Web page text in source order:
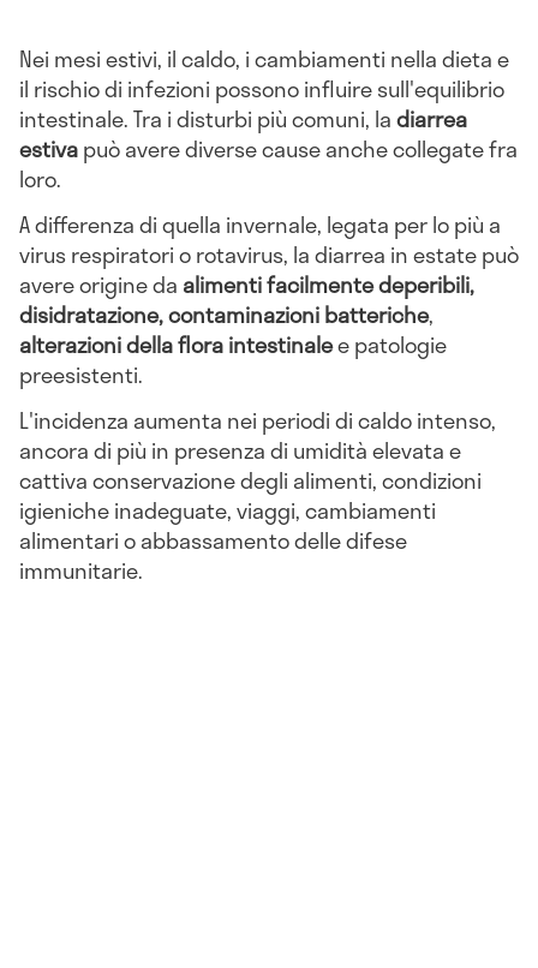
Nei mesi estivi, il caldo, i cambiamenti nella dieta e
il rischio di infezioni possono influire sull'equilibrio
intestinale. Tra i disturbi più comuni, ladiarrea
estivapuò avere diverse cause anche collegate fra
loro.
A differenza di quella invernale, legata per lo più a
virus respiratori o rotavirus, la diarrea in estate può
avere origine da alimenti facilmente deperibili,
disidratazione, contaminazioni batteriche,
alterazioni della flora intestinalee patologie
preesistenti.
L'incidenza aumenta nei periodi di caldo intenso,
ancora di più in presenza di umidità elevata e
cattiva conservazione degli alimenti, condizioni
igieniche inadeguate, viaggi, cambiamenti
alimentari o abbassamento delle difese
immunitarie.